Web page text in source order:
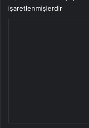
işaretlenmişlerdir